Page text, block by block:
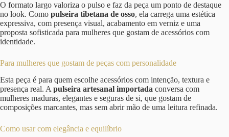
O formato largo valoriza o pulso e faz da peça um ponto de destaque
no look. Como pulseira tibetana de osso, ela carrega uma estética
expressiva, com presença visual, acabamento em verniz e uma
proposta sofisticada para mulheres que gostam de acessórios com
identidade.
Para mulheres que gostam de peças com personalidade
Esta peça é para quem escolhe acessórios com intenção, textura e
presença real. A pulseira artesanal importada conversa com
mulheres maduras, elegantes e seguras de si, que gostam de
composições marcantes, mas sem abrir mão de uma leitura refinada.
Como usar com elegância e equilíbrio